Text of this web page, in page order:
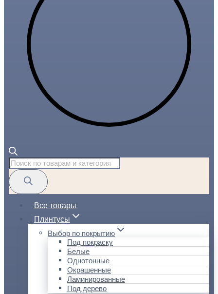
Поиск
товаров
Все товары
Плинтусы
Выбор по покрытию
Под покраску
Белые
Однотонные
Окрашенные
Ламинированные
Под дерево